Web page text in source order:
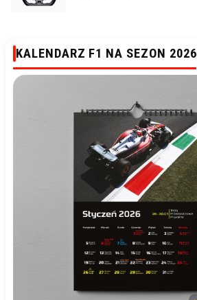
KALENDARZ F1 NA SEZON 2026